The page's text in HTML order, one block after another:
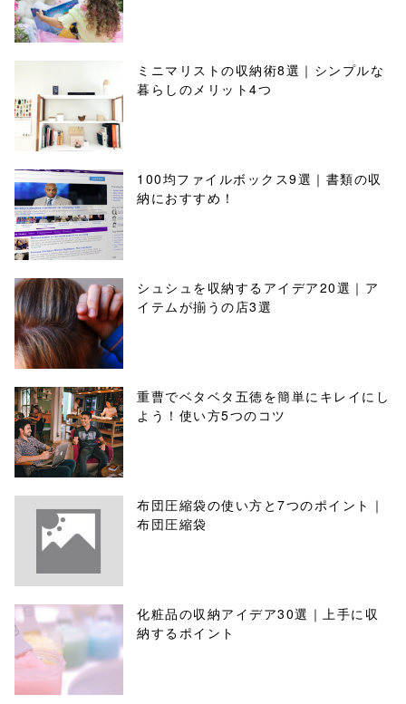
ミニマリストの収納術8選｜シンプルな
暮らしのメリット4つ
100均ファイルボックス9選｜書類の収
納におすすめ！
シュシュを収納するアイデア20選｜ア
イテムが揃うの店3選
重曹でベタベタ五徳を簡単にキレイにし
よう！使い方5つのコツ
布団圧縮袋の使い方と7つのポイント｜
布団圧縮袋
化粧品の収納アイデア30選｜上手に収
納するポイント